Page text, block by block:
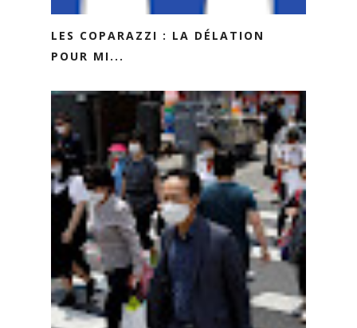
LES COPARAZZI : LA DÉLATION
POUR MI...